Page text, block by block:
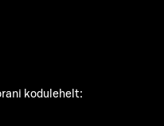
kodulehelt: